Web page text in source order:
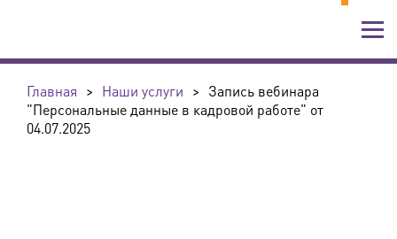
Главная > Наши услуги > Запись вебинара
"Персональные данные в кадровой работе" от
04.07.2025